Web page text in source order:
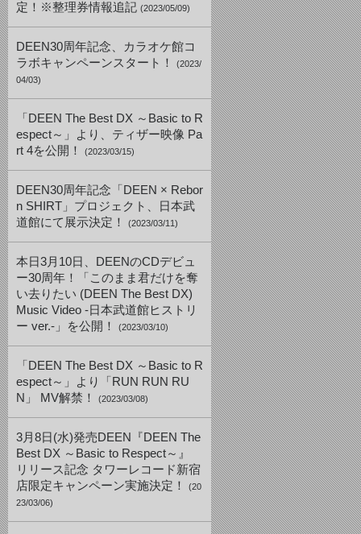
定！※整理券情報追記 (2023/05/09)
DEEN30周年記念、カラオケ館コ
ラボキャンペーンスタート！
(2023/
04/03)
「DEEN The Best DX ～Basic to R
espect～」より、ティザー映像 Pa
rt 4を公開！
(2023/03/15)
DEEN30周年記念「DEEN × Rebor
n SHIRT」プロジェクト、日本武
道館にて展示決定！
(2023/03/11)
本日3月10日、DEENのCDデビュ
ー30周年！「このまま君だけを奪
い去りたい (DEEN The Best DX)
Music Video -日本武道館ヒストリ
ー ver.-」を公開！
(2023/03/10)
「DEEN The Best DX ～Basic to R
espect～」より「RUN RUN RU
N」 MV解禁！
(2023/03/08)
3月8日(水)発売DEEN『DEEN The
Best DX ～Basic to Respect～』
リリース記念 タワーレコード新宿
店限定キャンペーン実施決定！
(20
23/03/06)